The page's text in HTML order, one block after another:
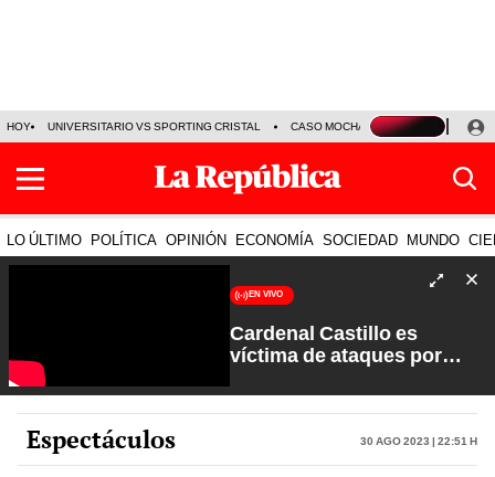
HOY UNIVERSITARIO VS SPORTING CRISTAL CASO MOCHASUELDOS
LO ÚLTIMO POLÍTICA OPINIÓN ECONOMÍA SOCIEDAD MUNDO
EN VIVO
Cardenal Castillo es
víctima de ataques por
Verdad a Fondo con Pedro
Salinas
Espectáculos 30 Ago 2023 | 22:51 h